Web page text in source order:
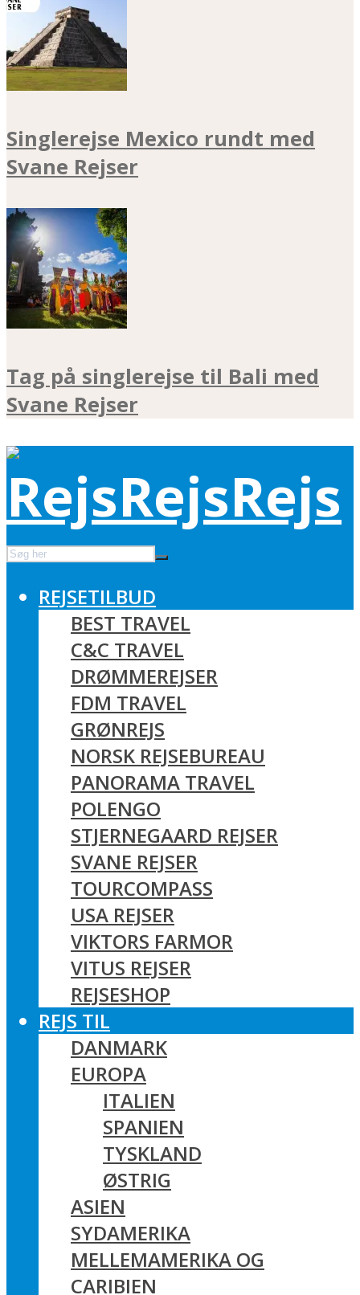
Singlerejse Mexico rundt med
Svane Rejser
Tag på singlerejse til Bali med
Svane Rejser
REJSETILBUD
BEST TRAVEL
C&C TRAVEL
DRØMMEREJSER
FDM TRAVEL
GRØNREJS
NORSK REJSEBUREAU
PANORAMA TRAVEL
POLENGO
STJERNEGAARD REJSER
SVANE REJSER
TOURCOMPASS
USA REJSER
VIKTORS FARMOR
VITUS REJSER
REJSESHOP
REJS TIL
DANMARK
EUROPA
ITALIEN
SPANIEN
TYSKLAND
ØSTRIG
ASIEN
SYDAMERIKA
MELLEMAMERIKA OG
CARIBIEN